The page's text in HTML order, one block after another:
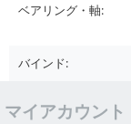
ベアリング・軸:
バインド:
マイアカウント